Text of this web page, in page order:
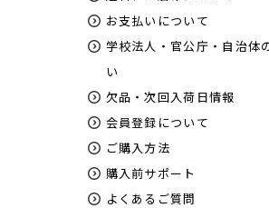
お支払いについて
学校法人・官公庁・自治体
い
欠品・次回入荷日情報
会員登録について
ご購入方法
購入前サポート
よくあるご質問